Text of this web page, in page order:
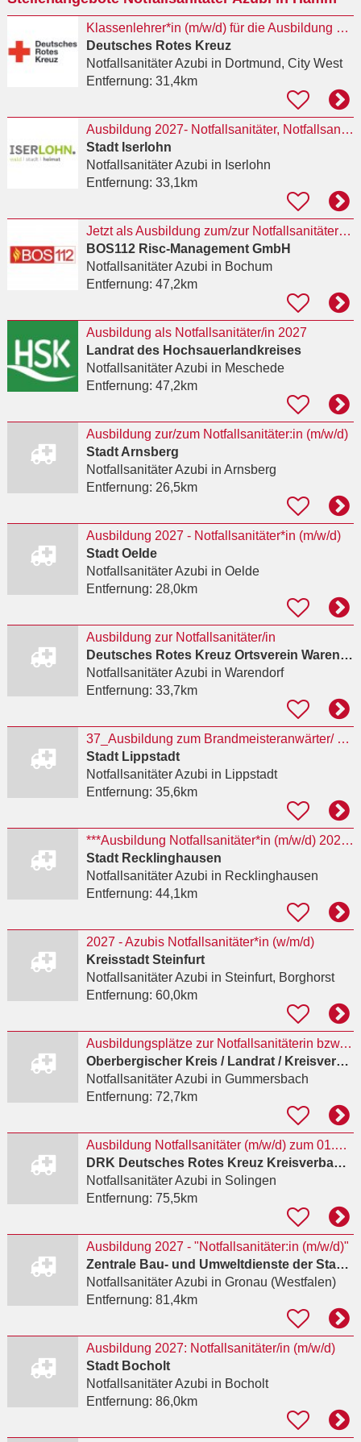
Klassenlehrer*in (m/w/d) für die Ausbildung von Notfallsanitäter*innen
Deutsches Rotes Kreuz
Notfallsanitäter Azubi in Dortmund, City West
Entfernung: 31,4km
Ausbildung 2027- Notfallsanitäter, Notfallsanitäterin (m/w/d)
Stadt Iserlohn
Notfallsanitäter Azubi in Iserlohn
Entfernung: 33,1km
Jetzt als Ausbildung zum/zur Notfallsanitäter:in (Vollzeit) in 44787 Bochum bewerben
BOS112 Risc-Management GmbH
Notfallsanitäter Azubi in Bochum
Entfernung: 47,2km
Ausbildung als Notfallsanitäter/in 2027
Landrat des Hochsauerlandkreises
Notfallsanitäter Azubi in Meschede
Entfernung: 47,2km
Ausbildung zur/zum Notfallsanitäter:in (m/w/d)
Stadt Arnsberg
Notfallsanitäter Azubi in Arnsberg
Entfernung: 26,5km
Ausbildung 2027 - Notfallsanitäter*in (m/w/d)
Stadt Oelde
Notfallsanitäter Azubi in Oelde
Entfernung: 28,0km
Ausbildung zur Notfallsanitäter/in
Deutsches Rotes Kreuz Ortsverein Warendorf e.V.
Notfallsanitäter Azubi in Warendorf
Entfernung: 33,7km
37_Ausbildung zum Brandmeisteranwärter/ zur Brandmeisteranwärterin (m/w/d) 2027 für
Stadt Lippstadt
Notfallsanitäter Azubi in Lippstadt
Entfernung: 35,6km
***Ausbildung Notfallsanitäter*in (m/w/d) 2027 ***
Stadt Recklinghausen
Notfallsanitäter Azubi in Recklinghausen
Entfernung: 44,1km
2027 - Azubis Notfallsanitäter*in (w/m/d)
Kreisstadt Steinfurt
Notfallsanitäter Azubi in Steinfurt, Borghorst
Entfernung: 60,0km
Ausbildungsplätze zur Notfallsanitäterin bzw. zum Notfallsanitäter (m/w/d) zum 01.10.2027
Oberbergischer Kreis / Landrat / Kreisverwaltung
Notfallsanitäter Azubi in Gummersbach
Entfernung: 72,7km
Ausbildung Notfallsanitäter (m/w/d) zum 01.03.2027
DRK Deutsches Rotes Kreuz Kreisverband Solingen e. V.
Notfallsanitäter Azubi in Solingen
Entfernung: 75,5km
Ausbildung 2027 - "Notfallsanitäter:in (m/w/d)"
Zentrale Bau- und Umweltdienste der Stadt Gronau
Notfallsanitäter Azubi in Gronau (Westfalen)
Entfernung: 81,4km
Ausbildung 2027: Notfallsanitäter/in (m/w/d)
Stadt Bocholt
Notfallsanitäter Azubi in Bocholt
Entfernung: 86,0km